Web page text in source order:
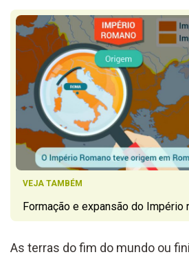
VEJA TAMBÉM
Formação e expansão do Império
As terras do fim do mundo ou